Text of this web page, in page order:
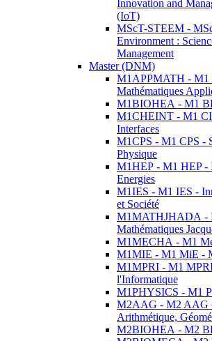
Innovation and
(IoT)
MScT-STEEM -
Environment :
Management
Master (DNM)
M1APPMATH - M1
Mathématiques
M1BIOHEA - M1
M1CHEINT - M1
Interfaces
M1CPS - M1 CPS -
Physique
M1HEP - M1 HEP -
Energies
M1IES - M1 IES -
et Société
M1MATHJHADA -
Mathématiques
M1MECHA - M1
M1MIE - M1 MiE -
M1MPRI - M1
l'Informatique
M1PHYSICS - M1
M2AAG - M2 AAG
Arithmétique,
M2BIOHEA - M2